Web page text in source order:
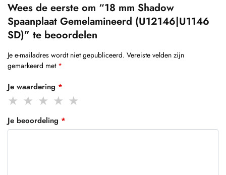
Wees de eerste om “18 mm Shadow
Spaanplaat Gemelamineerd (U12146|U1146
SD)” te beoordelen
Je e-mailadres wordt niet gepubliceerd. Vereiste velden zijn
gemarkeerd met *
Je waardering *
Je beoordeling *